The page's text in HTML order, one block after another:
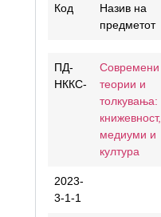
Код
Назив на
предметот
ПД-
НККС-
Современи
теории и
толкувања:
книжевност,
медиуми и
култура
2023-
3-1-1